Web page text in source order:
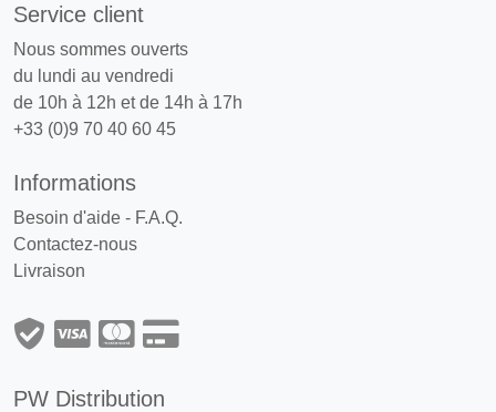
Service client
Nous sommes ouverts
du lundi au vendredi
de 10h à 12h et de 14h à 17h
+33 (0)9 70 40 60 45
Informations
Besoin d'aide - F.A.Q.
Contactez-nous
Livraison
PW Distribution